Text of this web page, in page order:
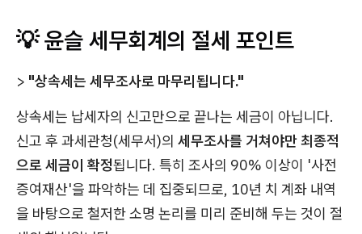
💡 윤슬 세무회계의 절세 포인트
> "상속세는 세무조사로 마무리됩니다."
상속세는 납세자의 신고만으로 끝나는 세금이 아닙니다.
신고 후 과세관청(세무서)의 세무조사를 거쳐야만 최종적
으로 세금이 확정됩니다. 특히 조사의 90% 이상이 '사전
증여재산'을 파악하는 데 집중되므로, 10년 치 계좌 내역
을 바탕으로 철저한 소명 논리를 미리 준비해 두는 것이 절